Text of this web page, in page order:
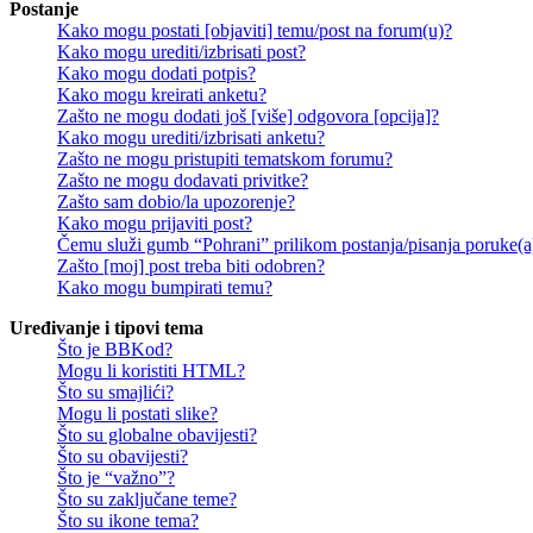
Postanje
Kako mogu postati [objaviti] temu/post na forum(u)?
Kako mogu urediti/izbrisati post?
Kako mogu dodati potpis?
Kako mogu kreirati anketu?
Zašto ne mogu dodati još [više] odgovora [opcija]?
Kako mogu urediti/izbrisati anketu?
Zašto ne mogu pristupiti tematskom forumu?
Zašto ne mogu dodavati privitke?
Zašto sam dobio/la upozorenje?
Kako mogu prijaviti post?
Čemu služi gumb “Pohrani” prilikom postanja/pisanja
Zašto [moj] post treba biti odobren?
Kako mogu bumpirati temu?
Uređivanje i tipovi tema
Što je BBKod?
Mogu li koristiti HTML?
Što su smajlići?
Mogu li postati slike?
Što su globalne obavijesti?
Što su obavijesti?
Što je “važno”?
Što su zaključane teme?
Što su ikone tema?